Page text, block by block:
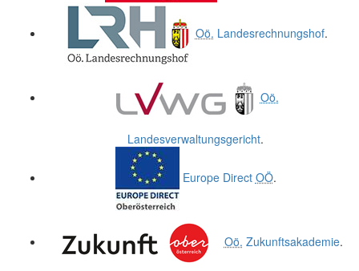
Oö. Landesrechnungshof.
Oö.
Landesverwaltungsgericht.
Europe Direct OÖ.
Oö. Zukunftsakademie.